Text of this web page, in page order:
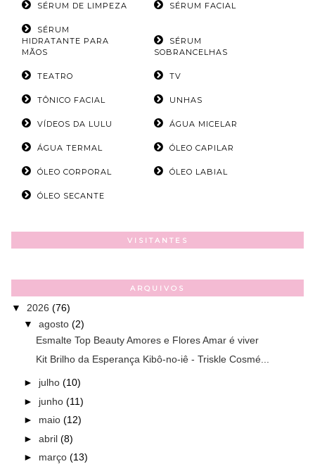
SÉRUM DE LIMPEZA SÉRUM FACIAL
SÉRUM
HIDRATANTE PARA
MÃOS
SÉRUM
SOBRANCELHAS
TEATRO TV
TÔNICO FACIAL UNHAS
VÍDEOS DA LULU ÁGUA MICELAR
ÁGUA TERMAL ÓLEO CAPILAR
ÓLEO CORPORAL ÓLEO LABIAL
ÓLEO SECANTE
VISITANTES
ARQUIVOS
▼ 2026 (76)
▼ agosto (2)
Esmalte Top Beauty Amores e Flores Amar é viver
Kit Brilho da Esperança Kibô-no-iê - Triskle Cosmé...
► julho (10)
► junho (11)
► maio (12)
► abril (8)
► março (13)